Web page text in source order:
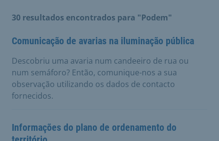
30 resultados encontrados para "Podem"
Comunicação de avarias na iluminação pública
Descobriu uma avaria num candeeiro de rua ou
num semáforo? Então, comunique-nos a sua
observação utilizando os dados de contacto
fornecidos.
Informações do plano de ordenamento do